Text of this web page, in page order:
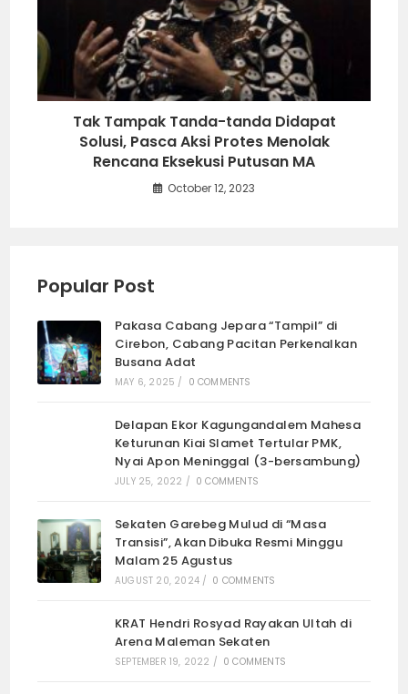
Tak Tampak Tanda-tanda Didapat
Solusi, Pasca Aksi Protes Menolak
Rencana Eksekusi Putusan MA
October 12, 2023
Popular Post
Pakasa Cabang Jepara “Tampil” di
Cirebon, Cabang Pacitan Perkenalkan
Busana Adat
MAY 6, 2025 / 0 COMMENTS
Delapan Ekor Kagungandalem Mahesa
Keturunan Kiai Slamet Tertular PMK,
Nyai Apon Meninggal (3-bersambung)
JULY 25, 2022 / 0 COMMENTS
Sekaten Garebeg Mulud di “Masa
Transisi”, Akan Dibuka Resmi Minggu
Malam 25 Agustus
AUGUST 20, 2024 / 0 COMMENTS
KRAT Hendri Rosyad Rayakan Ultah di
Arena Maleman Sekaten
SEPTEMBER 19, 2022 / 0 COMMENTS